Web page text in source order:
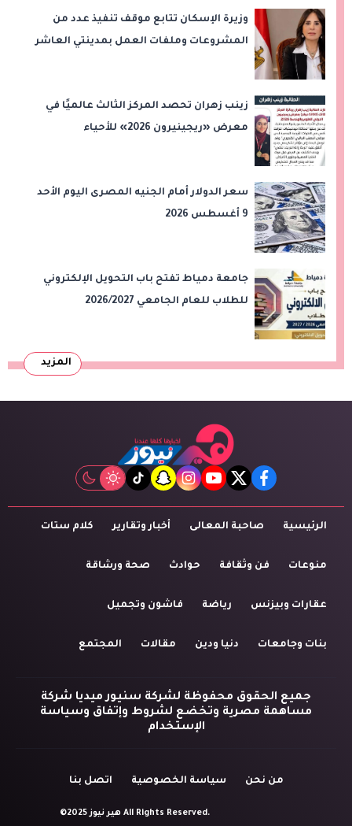
وزيرة الإسكان تتابع موقف تنفيذ عدد من
المشروعات وملفات العمل بمدينتي العاشر
زينب زهران تحصد المركز الثالث عالميًا في
معرض «ريجينيرون 2026» للأحياء
سعر الدولار أمام الجنيه المصرى اليوم الأحد
9 أغسطس 2026
جامعة دمياط تفتح باب التحويل الإلكتروني
للطلاب للعام الجامعي 2026/2027
المزيد
facebook
twitter
youtube
instagram
snapchat
tiktok
الرئيسية صاحبة المعالى أخبار وتقارير كلام ستات
منوعات فن وثقافة حوادث صحة ورشاقة
عقارات وبيزنس رياضة فاشون وتجميل
بنات وجامعات دنيا ودين مقالات المجتمع
جميع الحقوق محفوظة لشركة سنيور ميديا شركة
مساهمة مصرية وتخضع لشروط وإتفاق وسياسة
الإستخدام
من نحن سياسة الخصوصية اتصل بنا
©2025 هير نيوز All Rights Reserved.